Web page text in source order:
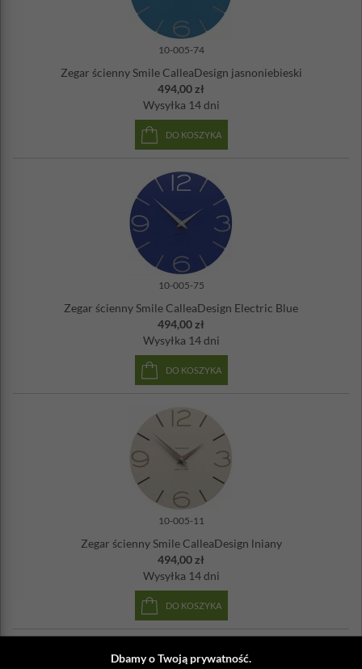
Dbamy o Twoją prywatność.
10-005-74
Zegar ścienny Smile CalleaDesign jasnoniebieski
494,00 zł
Wysyłka 14 dni
DO KOSZYKA
10-005-75
Zegar ścienny Smile CalleaDesign Electric Blue
494,00 zł
Wysyłka 14 dni
DO KOSZYKA
10-005-11
Zegar ścienny Smile CalleaDesign lniany
494,00 zł
Wysyłka 14 dni
DO KOSZYKA